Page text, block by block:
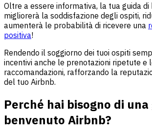
Oltre a essere informativa, la tua guida
migliorerà la soddisfazione degli ospiti,
aumenterà le probabilità di ricevere una
positiva!
Rendendo il soggiorno dei tuoi ospiti
incentivi anche le prenotazioni ripetute e
raccomandazioni, rafforzando la
del tuo Airbnb.
Perché hai bisogno di
benvenuto Airbnb?